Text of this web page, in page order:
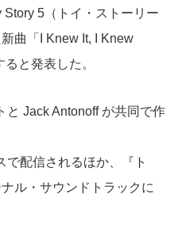
Story 5 （トイ・ストーリー
曲「I Knew It, I Knew
と発表した。
と Jack Antonoffが共同で作
で配信されるほか、『ト
ル・サウンドトラックに